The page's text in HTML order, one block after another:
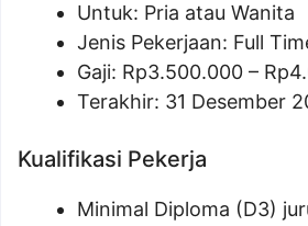
Untuk: Pria atau Wanita
Jenis Pekerjaan: Full
Gaji: Rp3.500.000 – Rp
Terakhir: 31 Desember
Kualifikasi Pekerja
Minimal Diploma (D3)